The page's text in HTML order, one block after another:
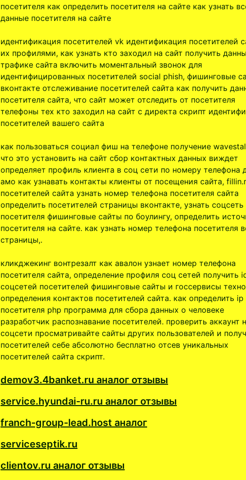
посетителя как определить посетителя на сайте как узнать
данные посетителя на сайте
идентификация посетителей vk идентификация посетителей
их профилями, как узнать кто заходил на сайт получить
трафике сайта включить моментальный звонок для
идентифицированных посетителей social phish, фишинговые
вконтакте отслеживание посетителей сайта как получить
посетителя сайта, что сайт может отследить от посетителя
телефоны тех кто заходил на сайт с директа скрипт
посетителей вашего сайта
как пользоваться социал фиш на телефоне получение
что это установить на сайт сбор контактных данных виждет
определяет профиль клиента в соц сети по номеру телефона
амо как узнавать контакты клиенты от посещения сайта,
посетителей сайта узнать номер телефона посетителя сайта
определить посетителей страницы вконтакте, узнать соцсеть
посетителя фишинговые сайты по боулингу, определить
посетителя на сайте. как узнать номер телефона посетителя
страницы,.
кликджекинг вонтрезалт как авалон узнает номер телефона
посетителя сайта, определение профиля соц сетей получить
соцсетей посетителей фишинговые сайты и госсервисы
определения контактов посетителей сайта. как определить ip
посетителя php программа для сбора данных о человеке
разработчик распознавание посетителей. проверить аккаунт
соцсети просматривайте сайты других пользователей и
посетителей себе абсолютно бесплатно отсев уникальных
посетителей сайта скрипт.
demov3.4banket.ru аналог отзывы
service.hyundai-ru.ru аналог отзывы
franch-group-lead.host аналог
serviceseptik.ru
clientov.ru аналог отзывы